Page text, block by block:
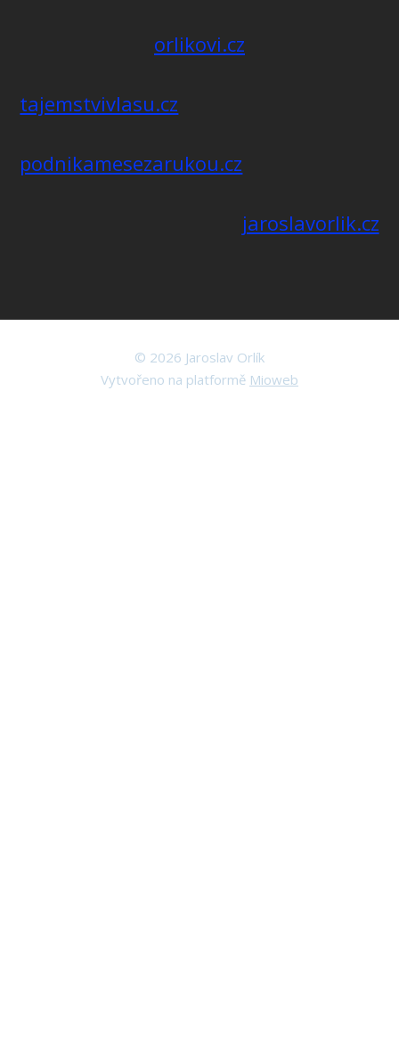
orlikovi.cz
tajemstvivlasu.cz
podnikamesezarukou.cz
jaroslavorlik.cz
© 2026 Jaroslav Orlík
Vytvořeno na platformě Mioweb